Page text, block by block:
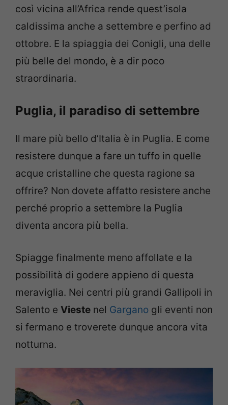
così vicina all’Africa rende quest’isola
caldissima anche a settembre e perfino ad
ottobre. E la spiaggia dei Conigli, una delle
più belle del mondo, è a dir poco
straordinaria.
Puglia, il paradiso di settembre
Il mare più bello d’Italia è in Puglia. E come
resistere dunque a fare un tuffo in quelle
acque cristalline che questa ragione sa
offrire? Non dovete affatto resistere anche
perché proprio a settembre la Puglia
diventa ancora più bella.
Spiagge finalmente meno affollate e la
possibilità di godere appieno di questa
meraviglia. Nei centri più grandi Gallipoli in
Salento e Vieste nel Gargano gli eventi non
si fermano e troverete dunque ancora vita
notturna.